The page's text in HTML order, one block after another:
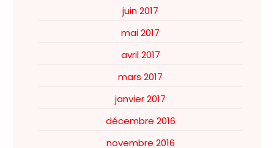
juin 2017
mai 2017
avril 2017
mars 2017
janvier 2017
décembre 2016
novembre 2016